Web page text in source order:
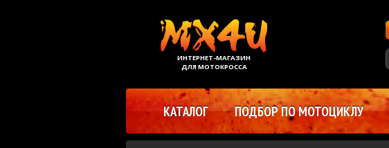
ИНТЕРНЕТ-МАГАЗИН
ДЛЯ МОТОКРОССА
КАТАЛОГ ПОДБОР ПО МОТОЦИКЛУ